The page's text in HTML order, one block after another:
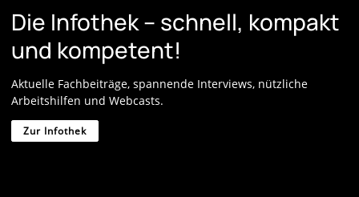
Die Infothek – schnell, kompakt
und kompetent!
Aktuelle Fachbeiträge, spannende Interviews, nützliche
Arbeitshilfen und Webcasts.
Zur Infothek